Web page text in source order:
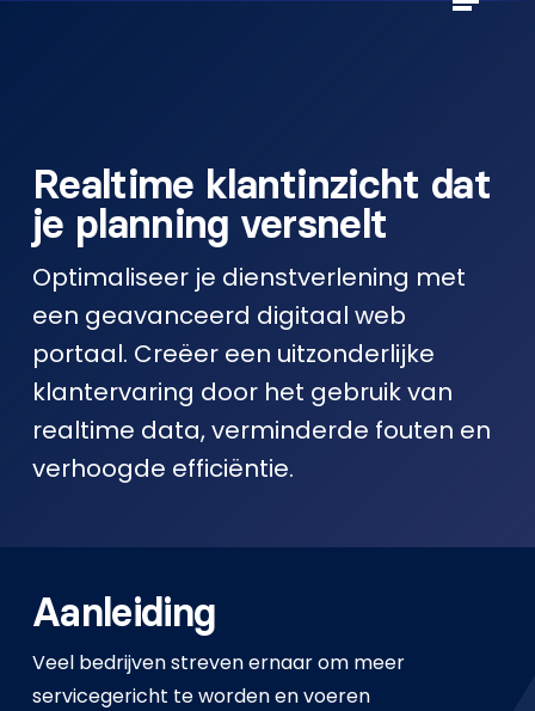
Realtime klantinzicht dat
je planning versnelt
Optimaliseer je dienstverlening met
een geavanceerd digitaal web
portaal. Creëer een uitzonderlijke
klantervaring door het gebruik van
realtime data, verminderde fouten en
verhoogde efficiëntie.
Aanleiding
Veel bedrijven streven ernaar om meer
servicegericht te worden en voeren